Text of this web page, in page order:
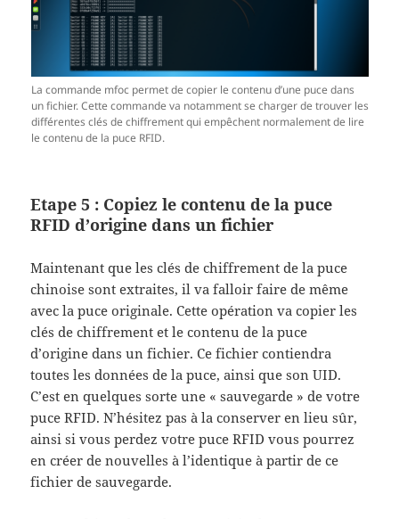
La commande mfoc permet de copier le contenu d’une puce dans
un fichier. Cette commande va notamment se charger de trouver les
différentes clés de chiffrement qui empêchent normalement de lire
le contenu de la puce RFID.
Etape 5 : Copiez le contenu de la puce
RFID d’origine dans un fichier
Maintenant que les clés de chiffrement de la puce
chinoise sont extraites, il va falloir faire de même
avec la puce originale. Cette opération va copier les
clés de chiffrement et le contenu de la puce
d’origine dans un fichier. Ce fichier contiendra
toutes les données de la puce, ainsi que son UID.
C’est en quelques sorte une « sauvegarde » de votre
puce RFID. N’hésitez pas à la conserver en lieu sûr,
ainsi si vous perdez votre puce RFID vous pourrez
en créer de nouvelles à l’identique à partir de ce
fichier de sauvegarde.